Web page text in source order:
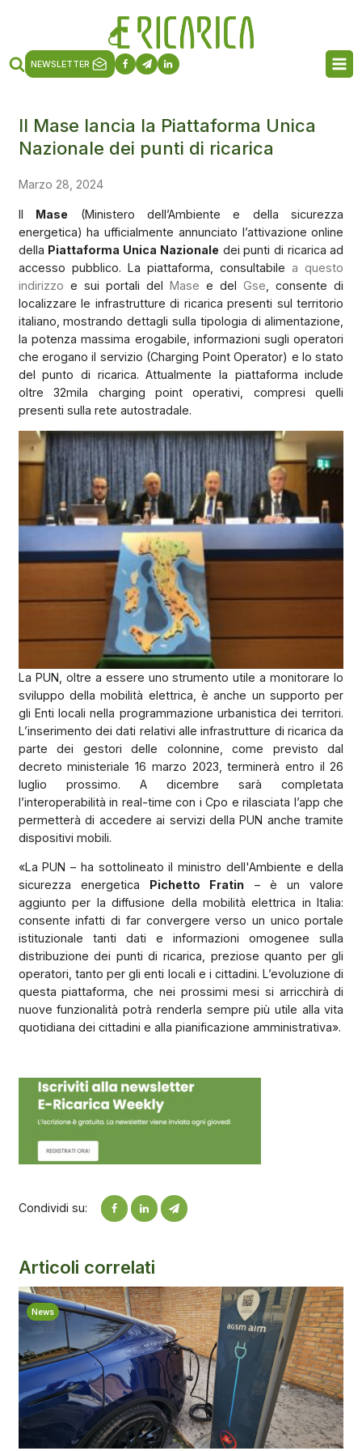
NEWSLETTER
Il Mase lancia la Piattaforma Unica
Nazionale dei punti di ricarica
Marzo 28, 2024
Il Mase (Ministero dell’Ambiente e della sicurezza
energetica) ha ufficialmente annunciato l’attivazione online
della Piattaforma Unica Nazionale dei punti di ricarica ad
accesso pubblico. La piattaforma, consultabilea questo
indirizzo e sui portali del Mase e delGse , consente di
localizzare le infrastrutture di ricarica presenti sul territorio
italiano, mostrando dettagli sulla tipologia di alimentazione,
la potenza massima erogabile, informazioni sugli operatori
che erogano il servizio (Charging Point Operator) e lo stato
del punto di ricarica. Attualmente la piattaforma include
oltre 32mila charging point operativi, compresi quelli
presenti sulla rete autostradale.
La PUN, oltre a essere uno strumento utile a monitorare lo
sviluppo della mobilità elettrica, è anche un supporto per
gli Enti locali nella programmazione urbanistica dei territori.
L’inserimento dei dati relativi alle infrastrutture di ricarica da
parte dei gestori delle colonnine, come previsto dal
decreto ministeriale 16 marzo 2023, terminerà entro il 26
luglio prossimo. A dicembre sarà completata
l’interoperabilità in real-time con i Cpo e rilasciata l’app che
permetterà di accedere ai servizi della PUN anche tramite
dispositivi mobili.
«La PUN – ha sottolineato il ministro dell'Ambiente e della
sicurezza energetica Pichetto Fratin – è un valore
aggiunto per la diffusione della mobilità elettrica in Italia:
consente infatti di far convergere verso un unico portale
istituzionale tanti dati e informazioni omogenee sulla
distribuzione dei punti di ricarica, preziose quanto per gli
operatori, tanto per gli enti locali e i cittadini. L’evoluzione di
questa piattaforma, che nei prossimi mesi si arricchirà di
nuove funzionalità potrà renderla sempre più utile alla vita
quotidiana dei cittadini e alla pianificazione amministrativa».
Condividi su:
Articoli correlati
News